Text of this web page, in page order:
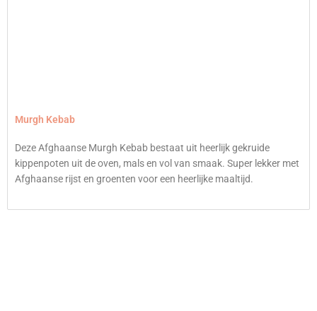
Murgh Kebab
Deze Afghaanse Murgh Kebab bestaat uit heerlijk gekruide
kippenpoten uit de oven, mals en vol van smaak. Super lekker met
Afghaanse rijst en groenten voor een heerlijke maaltijd.